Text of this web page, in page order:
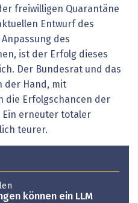
freiwilligen Quarantäne
Entwurf des
des
ist der Erfolg dieses
Der Bundesrat und das
der Hand, mit
die Erfolgschancen der
Ein erneuter totaler
teurer.
können ein LLM